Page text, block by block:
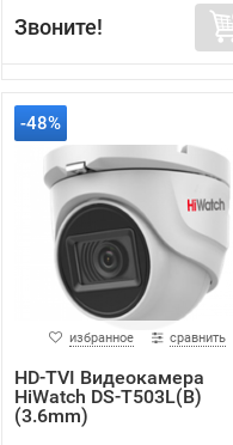
Звоните!
-48%
избранное сравнить
HD-TVI Видеокамера
HiWatch DS-T503L(B)
(3.6mm)